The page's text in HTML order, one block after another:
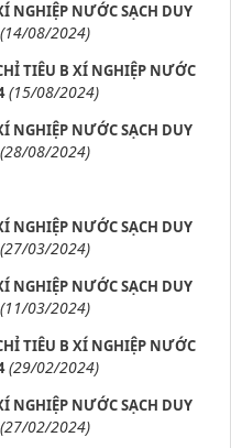
NGHIỆP NƯỚC SẠCH DUY
(14/08/2024)
TIÊU B XÍ NGHIỆP NƯỚC
(15/08/2024)
NGHIỆP NƯỚC SẠCH DUY
(28/08/2024)
NGHIỆP NƯỚC SẠCH DUY
(27/03/2024)
NGHIỆP NƯỚC SẠCH DUY
(11/03/2024)
TIÊU B XÍ NGHIỆP NƯỚC
(29/02/2024)
NGHIỆP NƯỚC SẠCH DUY
(27/02/2024)